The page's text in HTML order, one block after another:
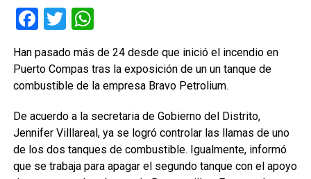
Facebook
TwitterWhatsApp
Han pasado más de 24 desde que inició el incendio en
Puerto Compas tras la exposición de un un tanque de
combustible de la empresa Bravo Petrolium.
De acuerdo a la secretaria de Gobierno del Distrito,
Jennifer Villlareal, ya se logró controlar las llamas de uno
de los dos tanques de combustible. Igualmente, informó
que se trabaja para apagar el segundo tanque con el apoyo